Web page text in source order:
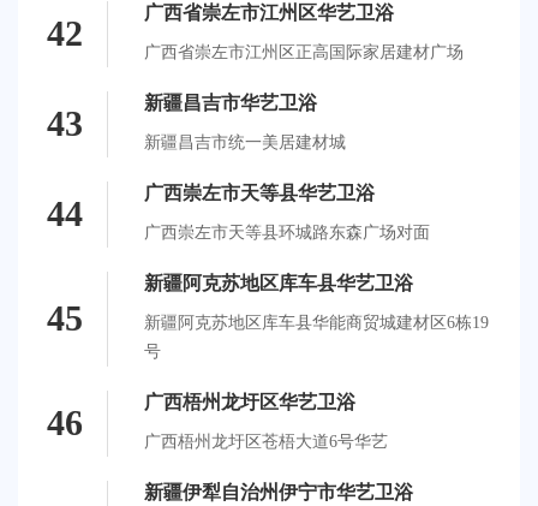
42
广西省崇左市江州区华艺卫浴
广西省崇左市江州区正高国际家居建材广场
43
新疆昌吉市华艺卫浴
新疆昌吉市统一美居建材城
44
广西崇左市天等县华艺卫浴
广西崇左市天等县环城路东森广场对面
45
新疆阿克苏地区库车县华艺卫浴
新疆阿克苏地区库车县华能商贸城建材区6栋19
号
46
广西梧州龙圩区华艺卫浴
广西梧州龙圩区苍梧大道6号华艺
新疆伊犁自治州伊宁市华艺卫浴